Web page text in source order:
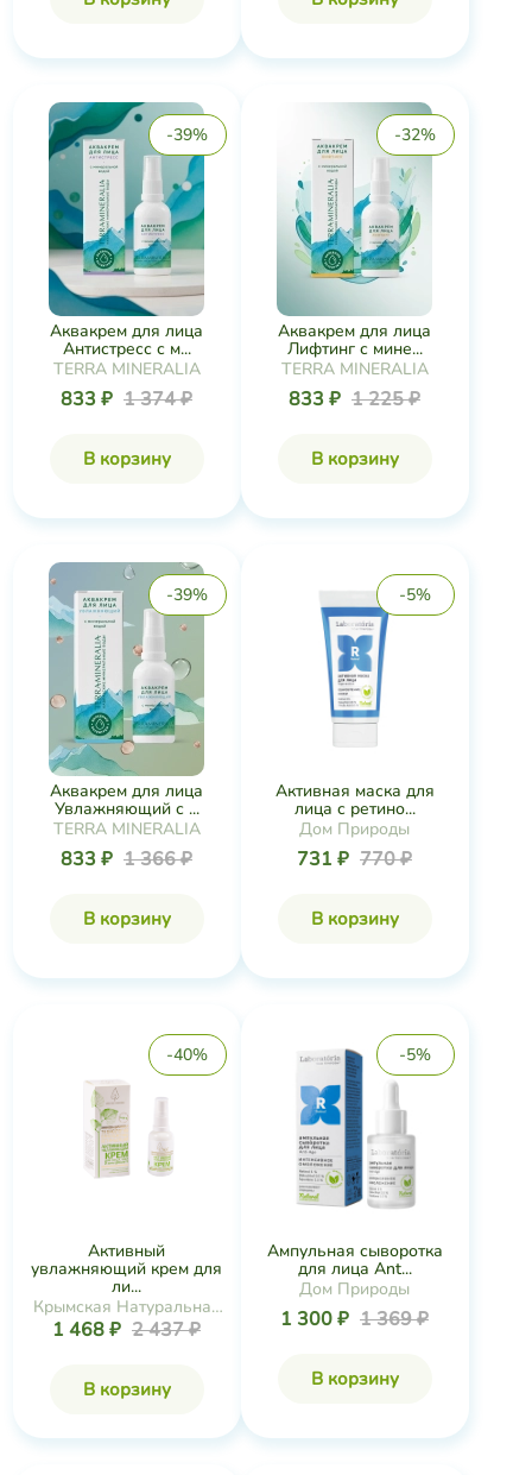
Аквакрем для лица
Антистресс с м...
TERRA MINERALIA
833 ₽ 1 374 ₽
В корзину
Аквакрем для лица
Лифтинг с мине...
TERRA MINERALIA
833 ₽ 1 225 ₽
В корзину
Аквакрем для лица
Увлажняющий с ...
TERRA MINERALIA
833 ₽ 1 366 ₽
В корзину
Активная маска для
лица с ретино...
Дом Природы
В корзину
Активный
Коллекция
1 468 ₽ 2 437 ₽
В корзину
Ампульная сыворотка
для лица Ant...
Дом Природы
В корзину